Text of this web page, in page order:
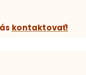
kontaktovať!